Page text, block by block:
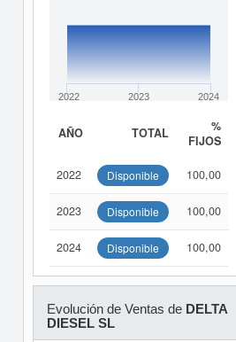
2022 2023 2024
AÑO TOTAL
%
FIJOS
2022 Disponible 100,00
2023 Disponible 100,00
2024 Disponible 100,00
Evolución de Ventas de DELTA
DIESEL SL